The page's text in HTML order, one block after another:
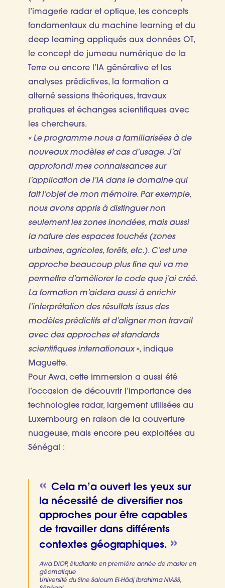
l’imagerie radar et optique, les concepts
fondamentaux du machine learning et du
deep learning appliqués aux données OT,
le concept de jumeau numérique de la
Terre ou encore l’IA générative et les
analyses prédictives, la formation a
alterné sessions théoriques, travaux
pratiques et échanges scientifiques avec
les chercheurs.
« Le programme nous a familiarisées à de
nouveaux modèles et cas d’usage. J’ai
approfondi mes connaissances sur
l’application de l’IA dans le domaine qui
fait l’objet de mon mémoire. Par exemple,
nous avons appris à distinguer non
seulement les zones inondées, mais aussi
la nature des espaces touchés (zones
urbaines, agricoles, forêts, etc.). C’est une
approche beaucoup plus fine qui va me
permettre d’améliorer le code que j’ai créé.
La formation m’aidera aussi à enrichir
l’interprétation des résultats issus des
modèles prédictifs et d’aligner mon travail
avec des approches et standards
scientifiques internationaux », indique
Maguette.
Pour Awa, cette immersion a aussi été
l’occasion de découvrir l’importance des
technologies radar, largement utilisées au
Luxembourg en raison de la couverture
nuageuse, mais encore peu exploitées au
Sénégal :
Cela m’a ouvert les yeux sur
la nécessité de diversifier nos
approches pour être capables
de travailler dans différents
contextes géographiques.
Awa DIOP, étudiante en première année de master en
géomatique
Université du Sine Saloum El-Hâdj Ibrahima NIASS,